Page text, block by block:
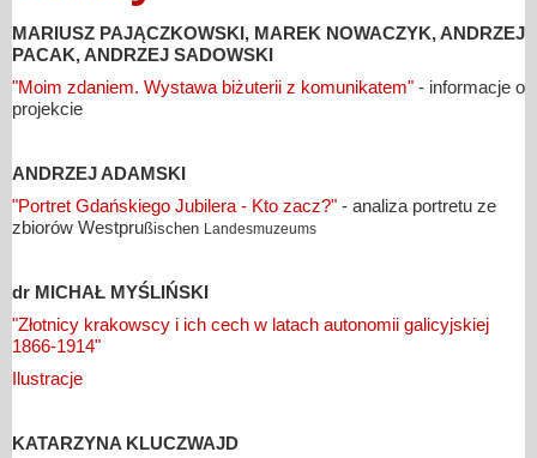
MARIUSZ PAJĄCZKOWSKI, MAREK NOWACZYK, ANDRZEJ
PACAK, ANDRZEJ SADOWSKI
"Moim zdaniem. Wystawa biżuterii z komunikatem" - informacje o
projekcie
ANDRZEJ ADAMSKI
"Portret Gdańskiego Jubilera - Kto zacz?" - analiza portretu ze
zbiorów Westprußischen Landesmuzeums
dr MICHAŁ MYŚLIŃSKI
"Złotnicy krakowscy i ich cech w latach autonomii galicyjskiej
1866-1914"
Ilustracje
KATARZYNA KLUCZWAJD